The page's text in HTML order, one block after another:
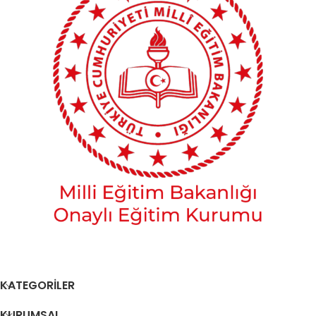
oluşmaktadır. Basılı
veya dijital kitap
ürüne dahil değildir.
⚠️
Dikkat:
Bu ürün
yalnızca dijital video
içeriğinden
oluşmaktadır. Basılı
veya dijital kitap
ürüne dahil değildir.
KATEGORİLER